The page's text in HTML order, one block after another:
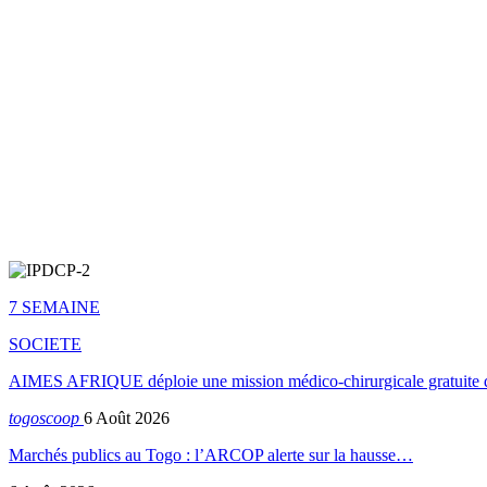
7 SEMAINE
SOCIETE
AIMES AFRIQUE déploie une mission médico-chirurgicale gratuite
togoscoop 6 Août 2026
Marchés publics au Togo : l’ARCOP alerte sur la hausse…